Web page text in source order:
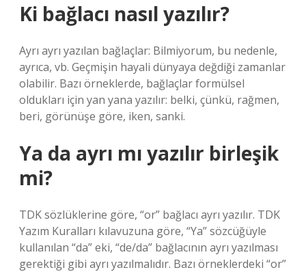
Ki bağlacı nasıl yazılır?
Ayrı ayrı yazılan bağlaçlar: Bilmiyorum, bu nedenle,
ayrıca, vb. Geçmişin hayali dünyaya değdiği zamanlar
olabilir. Bazı örneklerde, bağlaçlar formülsel
oldukları için yan yana yazılır: belki, çünkü, rağmen,
beri, görünüşe göre, iken, sanki.
Ya da ayrı mı yazılır birleşik
mi?
TDK sözlüklerine göre, “or” bağlacı ayrı yazılır. TDK
Yazım Kuralları kılavuzuna göre, “Ya” sözcüğüyle
kullanılan “da” eki, “de/da” bağlacının ayrı yazılması
gerektiği gibi ayrı yazılmalıdır. Bazı örneklerdeki “or”